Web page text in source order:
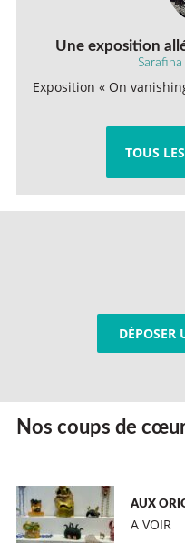
Une exposition
Exposition « On
TOUS
DÉPOSER
Nos coups de
AUX
A VOIR